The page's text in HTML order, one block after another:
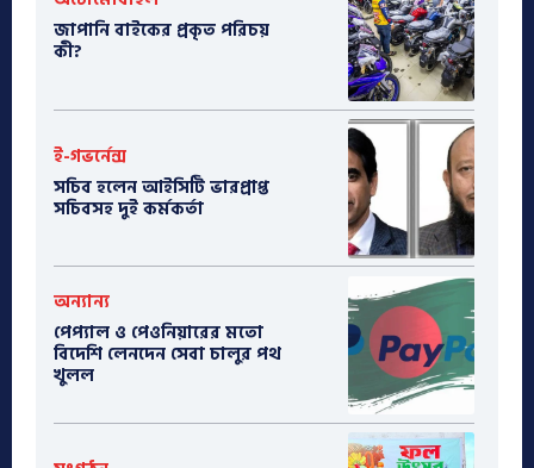
​জাপানি বাইকের প্রকৃত পরিচয়
কী?
ই-গভর্নেন্স
সচিব হলেন আইসিটি ভারপ্রাপ্ত
সচিবসহ দুই কর্মকর্তা
অন্যান্য
পেপ্যাল ও পেওনিয়ারের মতো
বিদেশি লেনদেন সেবা চালুর পথ
খুলল